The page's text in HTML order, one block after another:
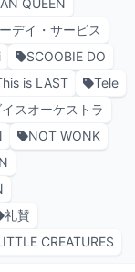
デイ・サービス
SCOOBIE DO
is LAST
Tele
スオーケストラ
NOT WONK
礼賛
CREATURES